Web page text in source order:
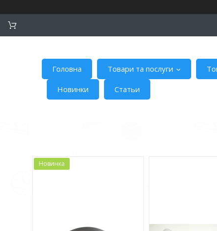
Головна Товари та послуги
Новинки Статьи
Новинка